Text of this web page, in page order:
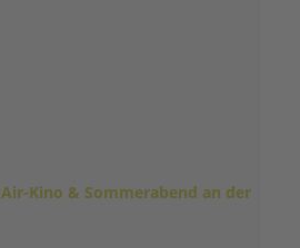
Air-Kino & Sommerabend an der